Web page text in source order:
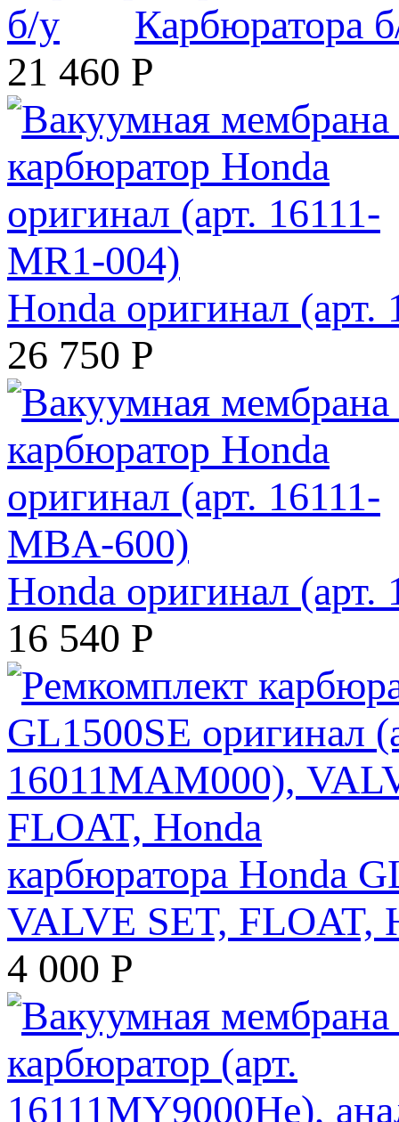
Карбюратора
21 460 Р
Honda оригинал
26 750 Р
Honda оригинал
16 540 Р
карбюратора Honda
VALVE SET, FLOAT,
4 000 Р